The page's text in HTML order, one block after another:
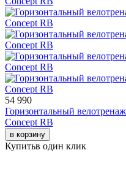
54 990
Горизонтальный
Concept RB
в корзину
Купитьв один клик